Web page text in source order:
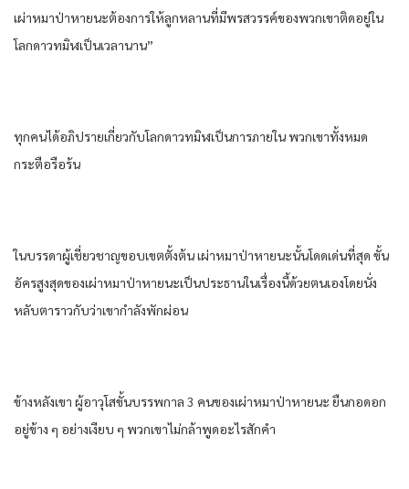
เผ่า​หมาป่า​หายนะ​ต้องการ​ให้​ลูกหลาน​ที่​มีพรสวรรค์​ของ​พวกเขา​ติด​อยู่​ใน​
โลก​ดาว​ทมิฬ​เป็นเวลา​นาน​”
ทุกคน​ได้​อภิปราย​เกี่ยวกับ​โลก​ดาว​ทมิฬ​เป็นการ​ภายใน​ พวกเขา​ทั้งหมด​
กระตือรือร้น​
ใน​บรรดา​ผู้เชี่ยวชาญ​ขอบเขต​ตั้งต้น​ เผ่า​หมาป่า​หายนะ​นั้น​โดดเด่น​ที่สุด​ ขั้น​
อัคร​สูงสุด​ของ​เผ่า​หมาป่า​หายนะ​เป็น​ประธาน​ใน​เรื่อง​นี้​ด้วย​ตนเอง​โดย​นั่ง​
หลับตา​ราวกับว่า​เขา​กำลัง​พักผ่อน​
ข้าง​หลังเขา​ ผู้อาวุโส​ขั้น​บรรพกาล​ 3 คน​ของ​เผ่า​หมาป่า​หายนะ​ ยืน​กอดอก​
อยู่​ข้าง ๆ​ อย่าง​เงียบ ๆ​ พวกเขา​ไม่กล้า​พูด​อะไร​สัก​คำ​